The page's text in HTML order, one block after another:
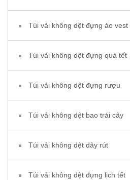
Túi vải không dệt đựng áo vest
Túi vải không dệt đựng quà tết
Túi vải không dệt đựng rượu
Túi vải không dệt bao trái cây
Túi vải không dệt dây rút
Túi vải không dệt đựng lịch tết